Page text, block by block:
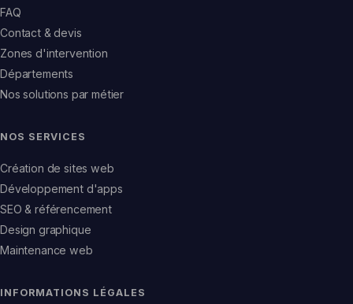
FAQ
Contact & devis
Zones d'intervention
Départements
Nos solutions par métier
NOS SERVICES
Création de sites web
Développement d'apps
SEO & référencement
Design graphique
Maintenance web
INFORMATIONS LÉGALES